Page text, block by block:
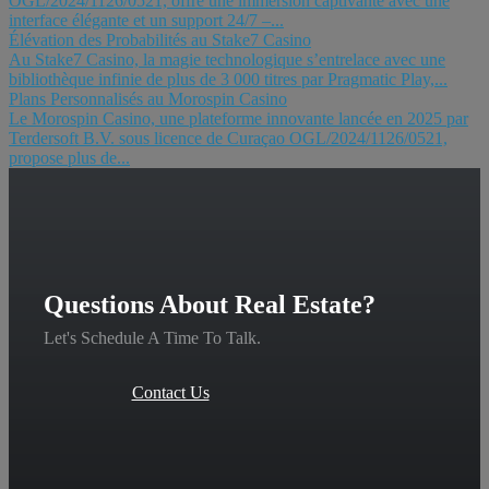
interface élégante et un support 24/7 –...
Élévation des Probabilités au Stake7 Casino
Au Stake7 Casino, la magie technologique s’entrelace avec une
bibliothèque infinie de plus de 3 000 titres par Pragmatic Play,...
Plans Personnalisés au Morospin Casino
Le Morospin Casino, une plateforme innovante lancée en 2025 par
Terdersoft B.V. sous licence de Curaçao OGL/2024/1126/0521,
propose plus de...
Questions About Real Estate?
Let's Schedule A Time To Talk.
Contact Us